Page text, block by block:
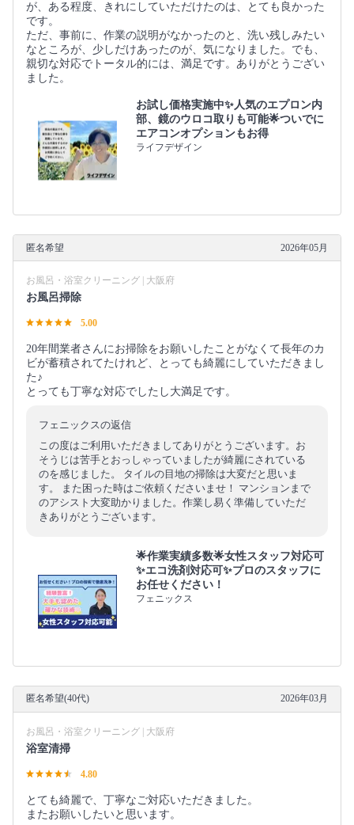
が、ある程度、きれにしていただけたのは、とても良かった
です。
ただ、事前に、作業の説明がなかったのと、洗い残しみたい
なところが、少しだけあったのが、気になりました。でも、
親切な対応でトータル的には、満足です。ありがとうござい
ました。
お試し価格実施中✨人気のエプロン内
部、鏡のウロコ取りも可能🌟ついでに
エアコンオプションもお得
ライフデザイン
匿名希望 2026年05月
お風呂・浴室クリーニング | 大阪府
お風呂掃除
5.00
20年間業者さんにお掃除をお願いしたことがなくて長年のカ
ビが蓄積されてたけれど、とっても綺麗にしていただきまし
た♪
とっても丁寧な対応でしたし大満足です。
フェニックスの返信
この度はご利用いただきましてありがとうございます。お
そうじは苦手とおっしゃっていましたが綺麗にされている
のを感じました。 タイルの目地の掃除は大変だと思いま
す。 また困った時はご依頼くださいませ！ マンションまで
のアシスト大変助かりました。作業し易く準備していただ
きありがとうございます。
🌟作業実績多数🌟女性スタッフ対応可
✨エコ洗剤対応可✨プロのスタッフに
お任せください！
フェニックス
匿名希望(40代) 2026年03月
お風呂・浴室クリーニング | 大阪府
浴室清掃
4.80
とても綺麗で、丁寧なご対応いただきました。
またお願いしたいと思います。